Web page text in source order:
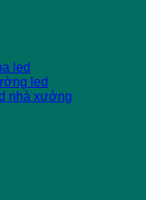
led
led
nhà xưởng